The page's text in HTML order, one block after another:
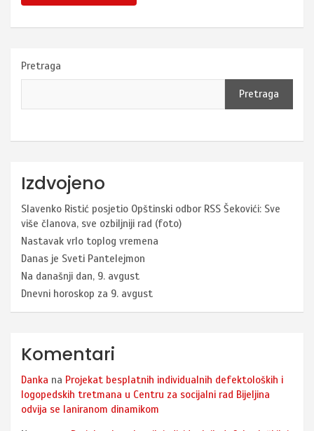
Pretraga
Pretraga
Izdvojeno
Slavenko Ristić posjetio Opštinski odbor RSS Šekovići: Sve
više članova, sve ozbiljniji rad (foto)
Nastavak vrlo toplog vremena
Danas je Sveti Pantelejmon
Na današnji dan, 9. avgust
Dnevni horoskop za 9. avgust
Komentari
Danka na Projekat besplatnih individualnih defektoloških i
logopedskih tretmana u Centru za socijalni rad Bijeljina
odvija se laniranom dinamikom